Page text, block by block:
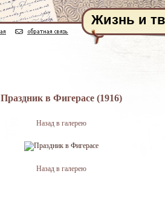
Жизнь и
Праздник в Фигерасе (1916)
Назад в галерею
Назад в галерею